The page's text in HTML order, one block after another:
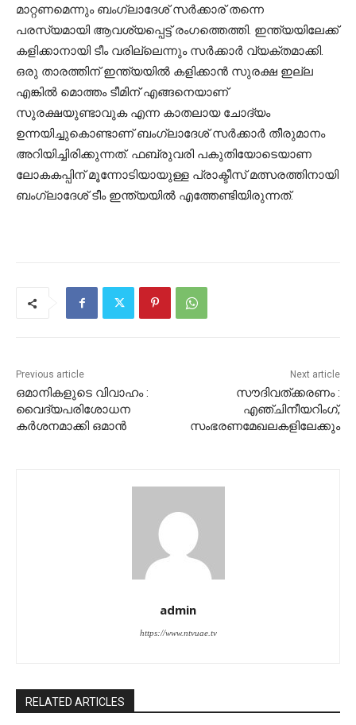
മാറ്റണമെന്നും ബംഗ്ലാദേശ് സര്‍ക്കാര് തന്നെ
പരസ്യമായി ആവശ്യപ്പെട്ട് രംഗത്തെത്തി. ഇന്ത്യയിലേക്ക്
കളിക്കാനായി ടീം വരില്ലെന്നും സര്‍ക്കാര്‍ വ്യക്തമാക്കി.
ഒരു താരത്തിന് ഇന്ത്യയില്‍ കളിക്കാന്‍ സുരക്ഷ ഇല്ല
എങ്കില്‍ മൊത്തം ടീമിന് എങ്ങനെയാണ്
സുരക്ഷയുണ്ടാവുക എന്ന കാതലായ ചോദ്യം
ഉന്നയിച്ചുകൊണ്ടാണ് ബംഗ്ലാദേശ് സര്‍ക്കാര്‍ തീരുമാനം
അറിയിച്ചിരിക്കുന്നത്. ഫബ്രുവരി പകുതിയോടെയാണ
ലോകകപ്പിന് മൂന്നോടിയായുള്ള പ്രാക്ടീസ് മത്സരത്തിനായി
ബംഗ്ലാദേശ് ടീം ഇന്ത്യയില്‍ എത്തേണ്ടിയിരുന്നത്.
Previous article
ഒമാനികളുടെ വിവാഹം :
വൈദ്യപരിശോധന
കര്‍ശനമാക്കി ഒമാന്‍
Next article
സൗദിവത്ക്കരണം :
എഞ്ചിനീയറിംഗ്,
സംഭരണമേഖലകളിലേക്കും
admin
https://www.ntvuae.tv
RELATED ARTICLES